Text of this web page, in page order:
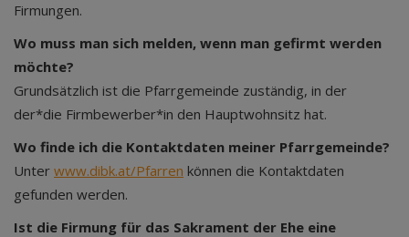
Firmungen.
Wo muss man sich melden, wenn man gefirmt werden
möchte?
Grundsätzlich ist die Pfarrgemeinde zuständig, in der
der*die Firmbewerber*in den Hauptwohnsitz hat.
Wo finde ich die Kontaktdaten meiner Pfarrgemeinde?
Unter www.dibk.at/Pfarren können die Kontaktdaten
gefunden werden.
Ist die Firmung für das Sakrament der Ehe eine